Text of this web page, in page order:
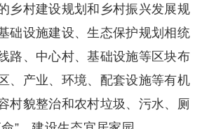
乡村建设规划和乡村振兴发展规
础设施建设、生态保护规划相统
路、中心村、基础设施等区块布
、产业、环境、配套设施等有机
村貌整治和农村垃圾、污水、厕